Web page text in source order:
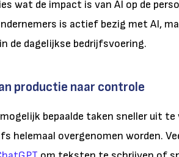
wat de impact is van AI op de
is actief bezig met AI,
de dagelijkse bedrijfsvoering.
productie naar controle
bepaalde taken sneller uit
helemaal overgenomen worden.